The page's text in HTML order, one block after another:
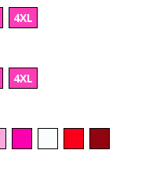
4XL
4XL